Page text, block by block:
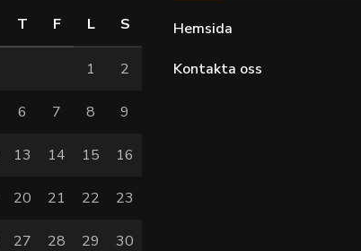
T F L S
1 2
6 7 8 9
13 14 15 16
20 21 22 23
27 28 29 30
Hemsida
Kontakta oss